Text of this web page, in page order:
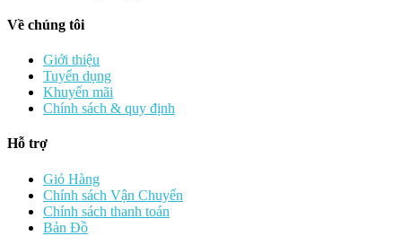
Về chúng tôi
Giới thiệu
Tuyển dụng
Khuyến mãi
Chính sách & quy định
Hỗ trợ
Giỏ Hàng
Chính sách Vận Chuyển
Chính sách thanh toán
Bản Đồ